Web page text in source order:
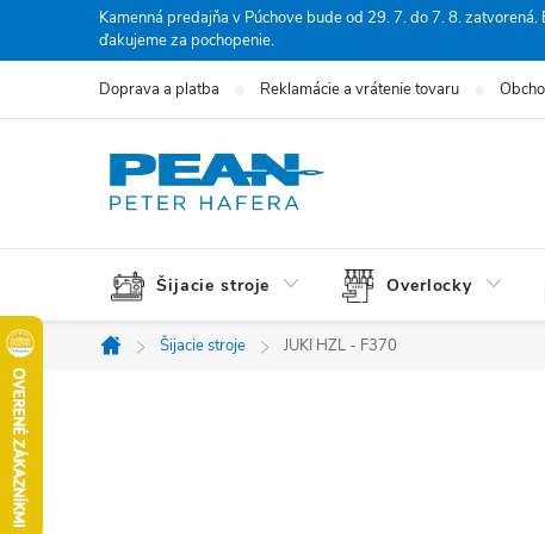
Kamenná predajňa v Púchove bude od 29. 7. do 7. 8.
ďakujeme za pochopenie.
Doprava a platba Reklamácie a vrátenie tovaru
Šijacie stroje Overlocky
Domov
Šijacie stroje JUKI HZL - F370